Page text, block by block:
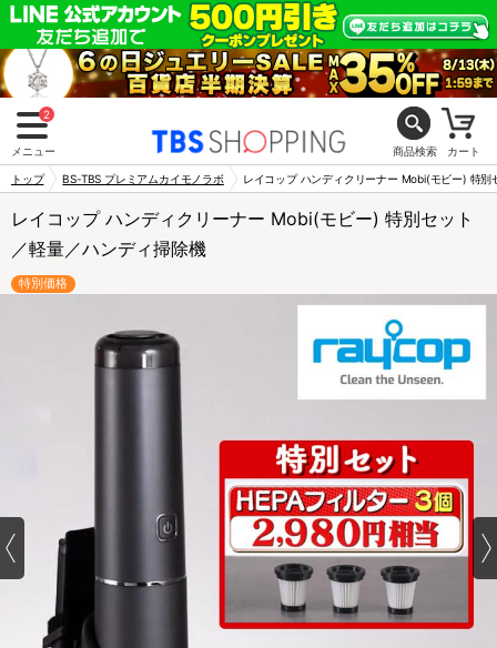
2
メニュー 商品検索 カート
トップ BS-TBS プレミアムカイモノラボ レイコップ ハンディクリーナー Mobi(モビー) 特別
レイコップ ハンディクリーナー Mobi(モビー) 特別セット
／軽量／ハンディ掃除機
特別価格